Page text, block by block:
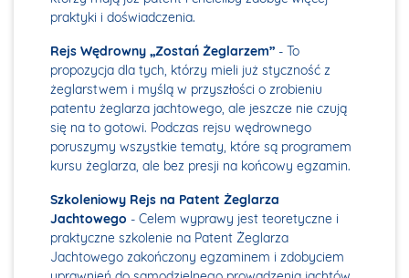
praktyki i doświadczenia.
Rejs Wędrowny „Zostań Żeglarzem” - To
propozycja dla tych, którzy mieli już styczność z
żeglarstwem i myślą w przyszłości o zrobieniu
patentu żeglarza jachtowego, ale jeszcze nie czują
się na to gotowi. Podczas rejsu wędrownego
poruszymy wszystkie tematy, które są programem
kursu żeglarza, ale bez presji na końcowy egzamin.
Szkoleniowy Rejs na Patent Żeglarza
Jachtowego ​ - Celem wyprawy jest teoretyczne i
praktyczne szkolenie na Patent Żeglarza
Jachtowego zakończony egzaminem i zdobyciem